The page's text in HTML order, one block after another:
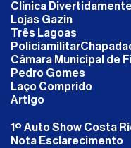
Clinica
Lojas Gazin
Três Lagoas
Câmara Municipal de
Pedro Gomes
Laço Comprido
Artigo
1º Auto Show Costa
Nota Esclarecimento